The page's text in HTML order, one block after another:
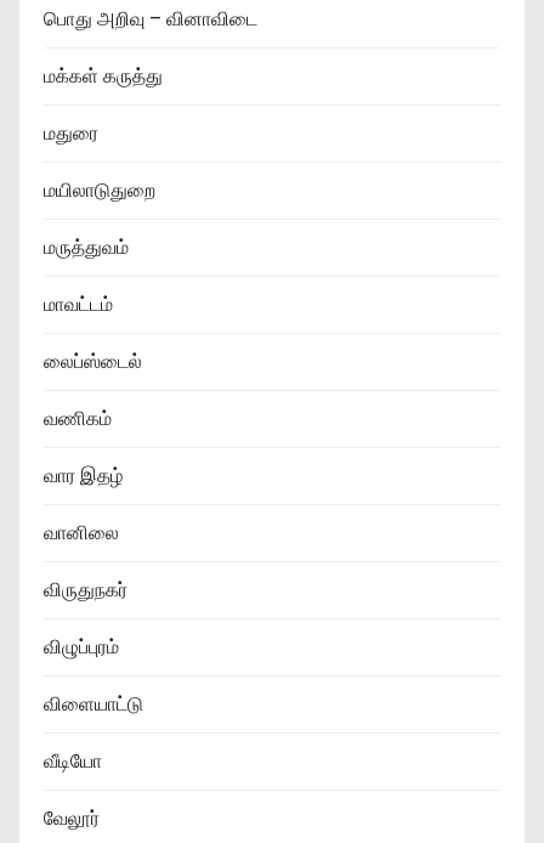
பொது அறிவு – வினாவிடை
மக்கள் கருத்து
மதுரை
மயிலாடுதுறை
மருத்துவம்
மாவட்டம்
லைப்ஸ்டைல்
வணிகம்
வார இதழ்
வானிலை
விருதுநகர்
விழுப்புரம்
விளையாட்டு
வீடியோ
வேலூர்